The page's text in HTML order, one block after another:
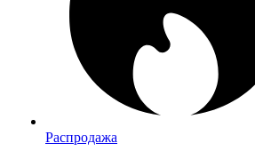
Распродажа